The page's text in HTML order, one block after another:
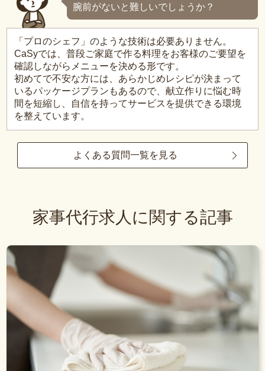
腕前がないと難しいでしょうか？
「プロのシェフ」のような技術は必要ありません。
CaSyでは、普段ご家庭で作る料理をお客様のご要望を
確認しながらメニューを決める形です。
初めてで不安な方には、あらかじめレシピが決まって
いるパッケージプランもあるので、献立作りに悩む時
間を短縮し、自信を持ってサービスを提供できる環境
を整えています。
よくある質問一覧を見る
家事代行求人に関する記事